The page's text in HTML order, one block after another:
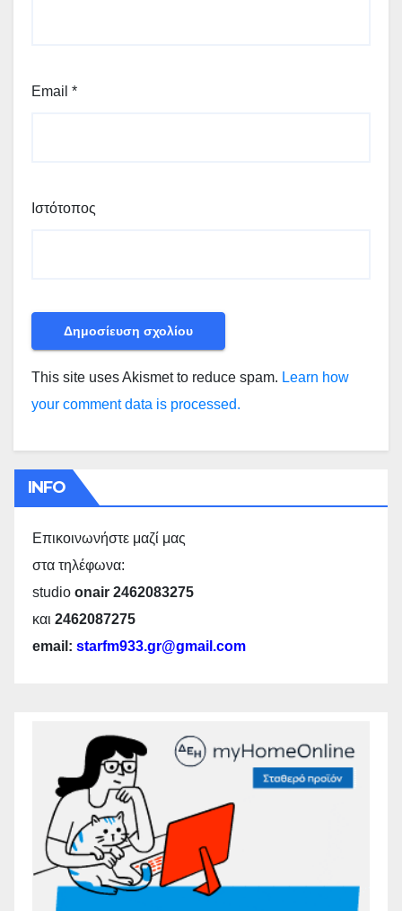
Email *
Ιστότοπος
This site uses Akismet to reduce spam. Learn how
your comment data is processed.
INFO
Επικοινωνήστε μαζί μας
στα τηλέφωνα:
studio onair 2462083275
και 2462087275
email: starfm933.gr@gmail.com